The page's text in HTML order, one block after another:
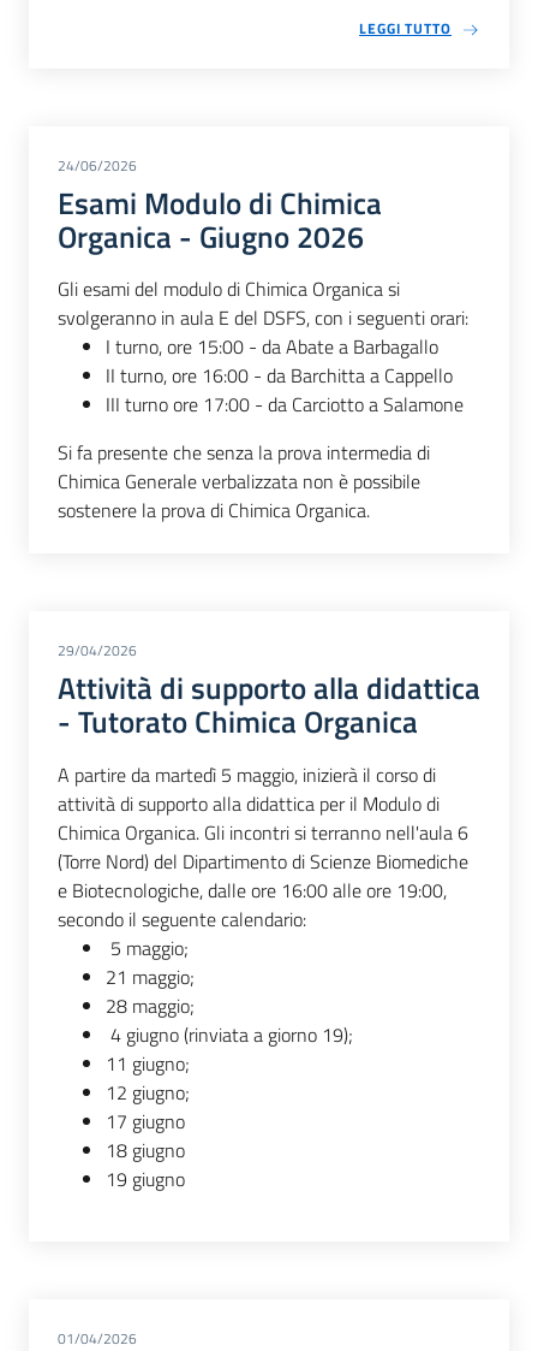
LEGGI TUTTO
24/06/2026
Esami Modulo di Chimica
Organica - Giugno 2026
Gli esami del modulo di Chimica Organica si
svolgeranno in aula E del DSFS, con i seguenti orari:
I turno, ore 15:00 - da Abate a Barbagallo
II turno, ore 16:00 - da Barchitta a Cappello
III turno ore 17:00 - da Carciotto a Salamone
Si fa presente che senza la prova intermedia di
Chimica Generale verbalizzata non è possibile
sostenere la prova di Chimica Organica.
29/04/2026
Attività di supporto alla didattica
- Tutorato Chimica Organica
A partire da martedì 5 maggio, inizierà il corso di
attività di supporto alla didattica per il Modulo di
Chimica Organica. Gli incontri si terranno nell'aula 6
(Torre Nord) del Dipartimento di Scienze Biomediche
e Biotecnologiche, dalle ore 16:00 alle ore 19:00,
secondo il seguente calendario:
5 maggio;
21 maggio;
28 maggio;
4 giugno (rinviata a giorno 19);
11 giugno;
12 giugno;
17 giugno
18 giugno
19 giugno
01/04/2026